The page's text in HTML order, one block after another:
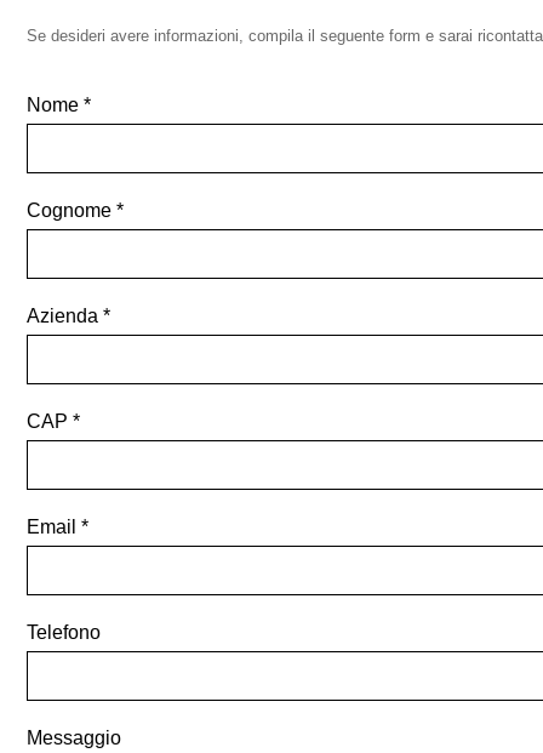
Se desideri avere informazioni, compila il seguente form e sarai
Nome
Cognome
Azienda
CAP
Email
Telefono
Messaggio